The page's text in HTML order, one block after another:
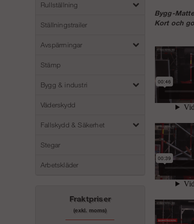
Rullställning
Ställningstrailer
Avspärrningar
Stämp
Bygg & industri
Väderskydd
Fallskydd & Säkerhet
Stegar
Arbetskläder
Fraktpriser
(exkl. moms)
Bygg-
Kort och